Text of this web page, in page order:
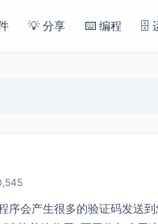
💡 分享 ⌨️ 编程 🗄️
会产生很多的验证码发送